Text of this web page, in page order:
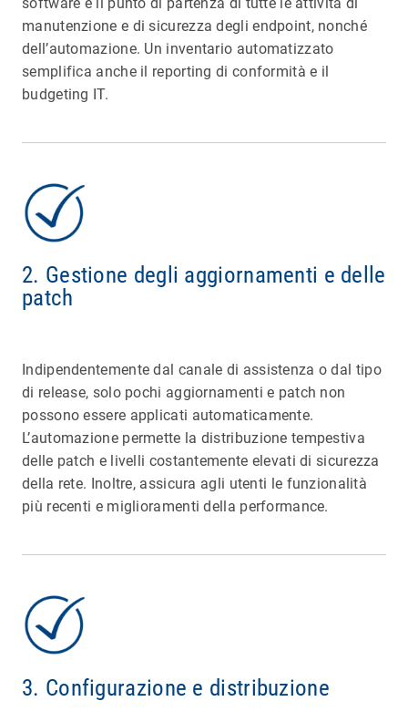
manutenzione e di sicurezza degli endpoint, nonché
dell’automazione. Un inventario automatizzato
semplifica anche il reporting di conformità e il
budgeting IT.
2. Gestione degli aggiornamenti e delle
patch
Indipendentemente dal canale di assistenza o dal tipo
di release, solo pochi aggiornamenti e patch non
possono essere applicati automaticamente.
L’automazione permette la distribuzione tempestiva
delle patch e livelli costantemente elevati di sicurezza
della rete. Inoltre, assicura agli utenti le funzionalità
più recenti e miglioramenti della performance.
3. Configurazione e distribuzione